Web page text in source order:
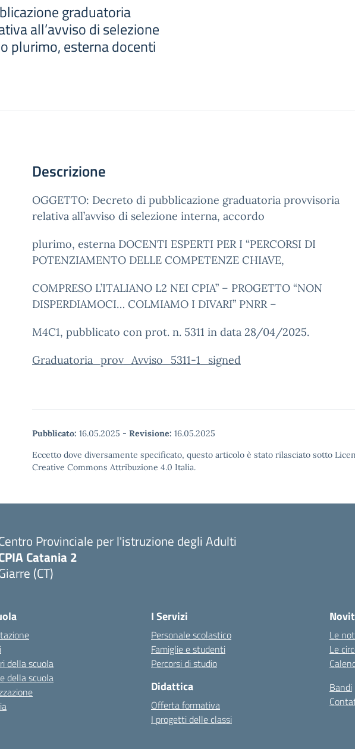
graduatoria
all’avviso di selezione
plurimo, esterna docenti
Descrizione
OGGETTO: Decreto di pubblicazione graduatoria provvisoria
relativa all’avviso di selezione interna, accordo
plurimo, esterna DOCENTI ESPERTI PER I “PERCORSI DI
POTENZIAMENTO DELLE COMPETENZE CHIAVE,
COMPRESO L’ITALIANO L2 NEI CPIA” – PROGETTO “NON
DISPERDIAMOCI… COLMIAMO I DIVARI” PNRR –
M4C1, pubblicato con prot. n. 5311 in data 28/04/2025.
Graduatoria_prov_Avviso_5311-1_signed
Pubblicato: 16.05.2025 - Revisione: 16.05.2025
Eccetto dove diversamente specificato, questo articolo è stato rilasciato sotto
Creative Commons Attribuzione 4.0 Italia.
Provinciale per l'istruzione degli Adulti
Catania 2
(CT)
della scuola
della scuola
I Servizi
Personale scolastico
Famiglie e studenti
Percorsi di studio
Didattica
Offerta formativa
I progetti delle classi
Le
Le
Bandi